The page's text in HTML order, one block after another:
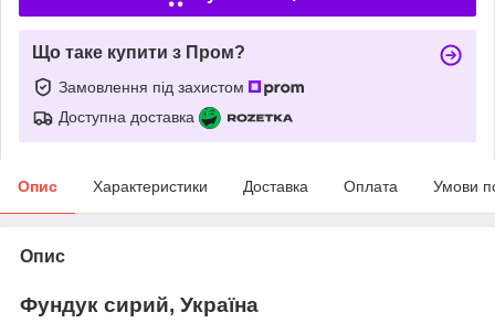
Що таке купити з Пром?
Замовлення під захистом
Доступна доставка
Опис Характеристики Доставка Оплата Умови
Опис
Фундук сирий, Україна